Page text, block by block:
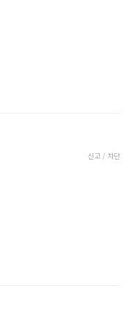
신고 / 차단